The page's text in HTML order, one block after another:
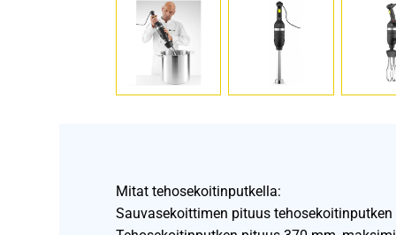
Mitat tehosekoitinputkella:
Sauvasekoittimen pituus